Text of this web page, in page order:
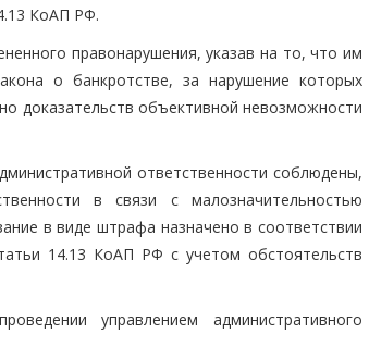
КоАП РФ.
правонарушения, указав на то, что им
о банкротстве, за нарушение которых
доказательств объективной невозможности
ответственности соблюдены,
в связи с малозначительностью
в виде штрафа назначено в соответствии
14.13 КоАП РФ с учетом обстоятельств
управлением административного